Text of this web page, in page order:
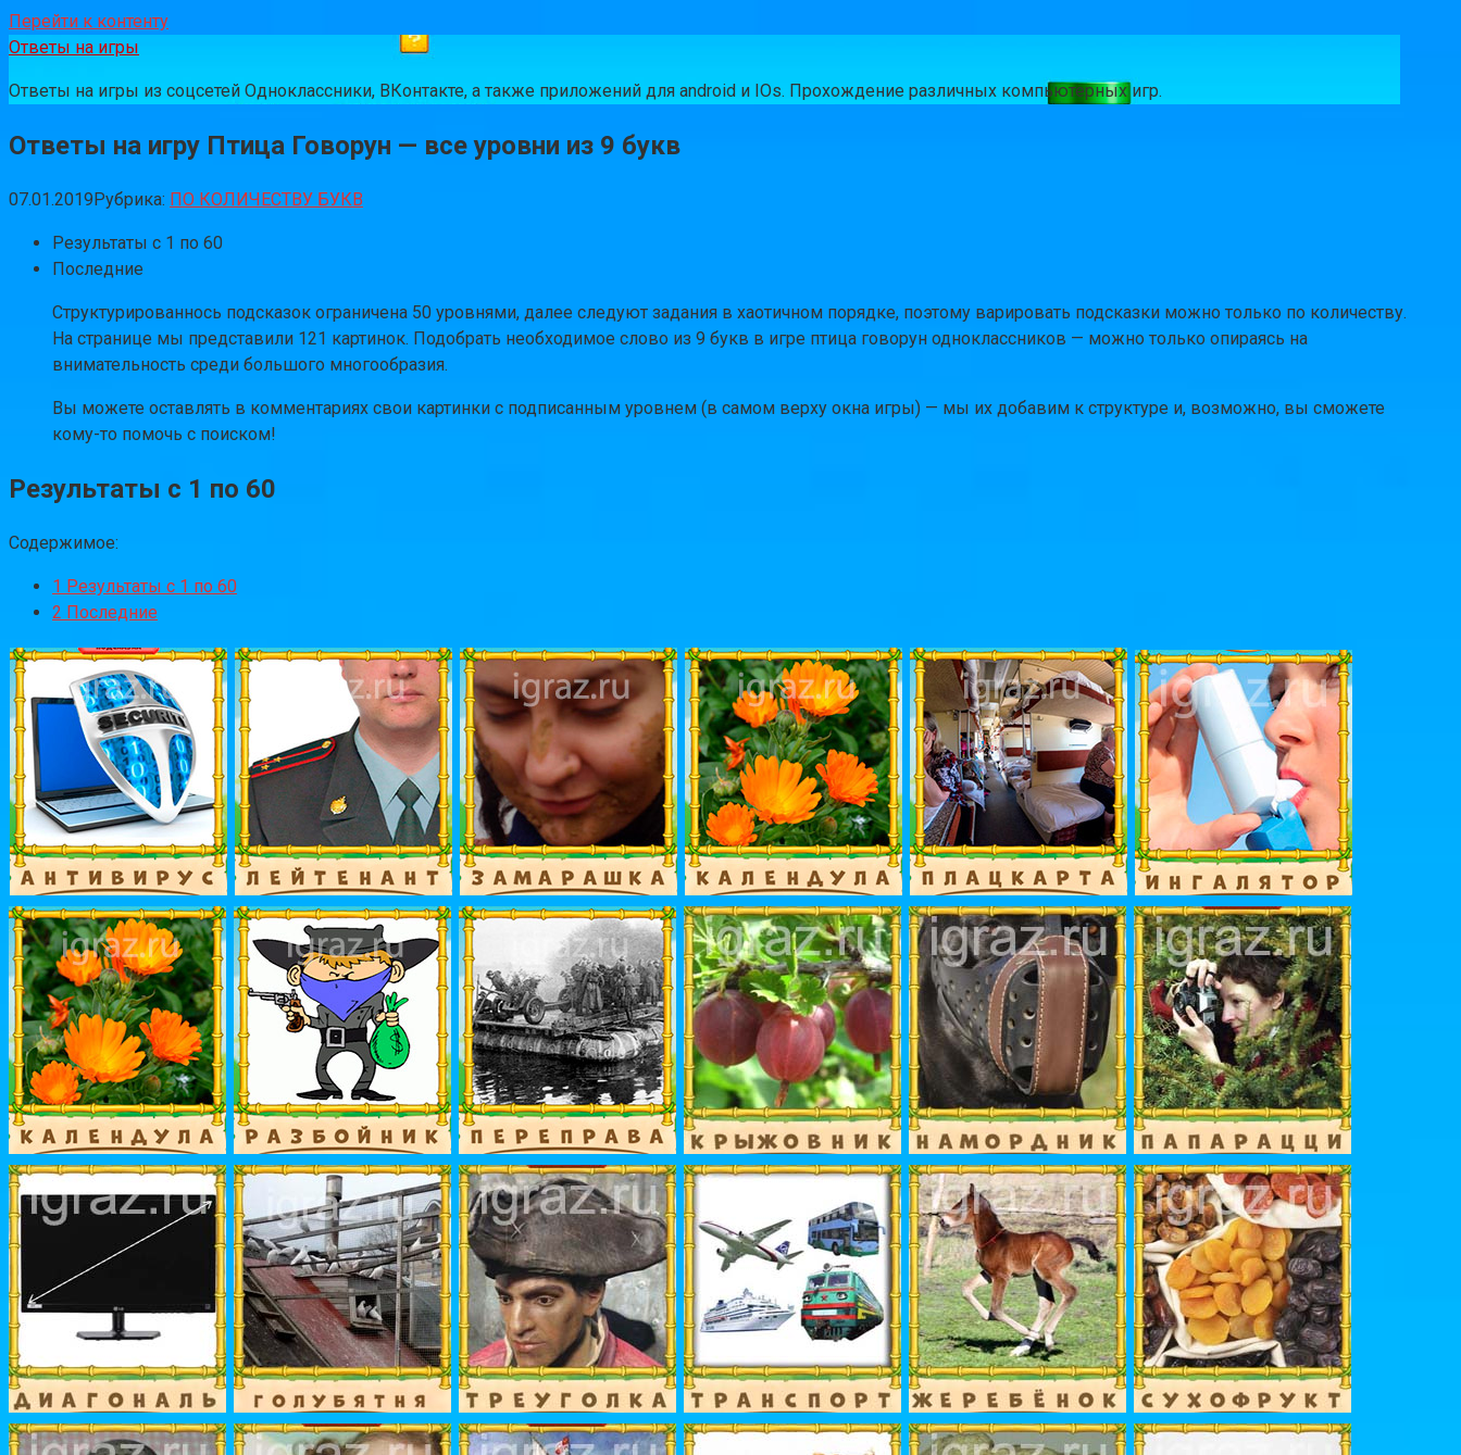
Перейти к контенту
Ответы на игры
Ответы на игры из соцсетей Одноклассники, ВКонтакте, а также приложений для android и IOs. Прохождение различных компьютерных игр.
Ответы на игру Птица Говорун — все уровни из 9 букв
07.01.2019Рубрика: ПО КОЛИЧЕСТВУ БУКВ
Результаты с 1 по 60
Последние
Структурированнось подсказок ограничена 50 уровнями, далее следуют задания в хаотичном порядке, поэтому варировать подсказки можно только по количеству.
На странице мы представили 121 картинок. Подобрать необходимое слово из 9 букв в игре птица говорун одноклассников — можно только опираясь на
внимательность среди большого многообразия.
Вы можете оставлять в комментариях свои картинки с подписанным уровнем (в самом верху окна игры) — мы их добавим к структуре и, возможно, вы сможете
кому-то помочь с поиском!
Результаты с 1 по 60
Содержимое:
1 Результаты с 1 по 60
2 Последние